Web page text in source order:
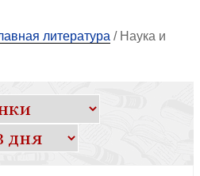
литература
литература / Наука и